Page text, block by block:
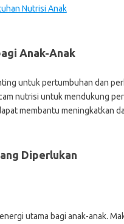
Nutrisi Anak
Anak-Anak
untuk pertumbuhan dan
nutrisi untuk mendukung
membantu meningkatkan
Diperlukan
utama bagi anak-anak.